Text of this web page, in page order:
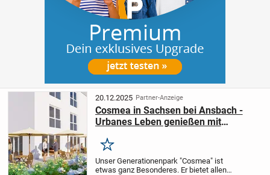
20.12.2025 Partner-Anzeige
Cosmea in Sachsen bei Ansbach -
Urbanes Leben genießen mit
Merken
Unser Generationenpark "Cosmea" ist
etwas ganz Besonderes. Er bietet allen